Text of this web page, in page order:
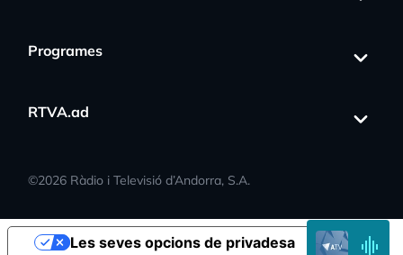
Programes
RTVA.ad
©2026 Ràdio i Televisió d’Andorra, S.A.
EN
DIRECTELes seves opcions de privadesa